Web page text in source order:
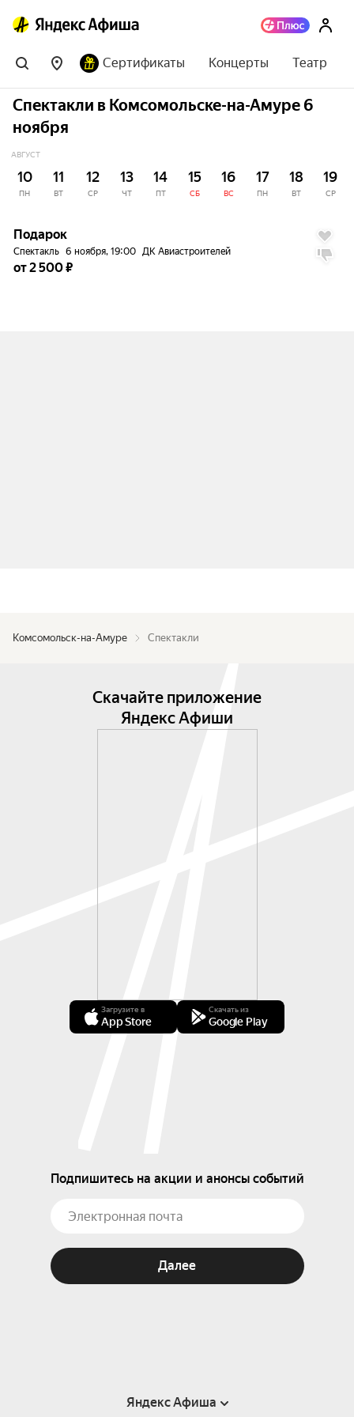
Сертификаты Концерты Театр
Спектакли в Комсомольске-на-Амуре 6
ноября
АВГУСТ
10
ПН
11
ВТ
12
СР
13
ЧТ
14
ПТ
15
СБ
16
ВС
17
ПН
18
ВТ
19
СР
7.1
Подарок
Спектакль 6 ноября, 19:00 ДК Авиастроителей
от 2 500 ₽
Комсомольск-на-Амуре Спектакли
Скачайте приложение
Яндекс Афиши
Загрузите в
App Store
Скачать из
Google Play
Подпишитесь на акции и анонсы событий
Далее
Яндекс Афиша